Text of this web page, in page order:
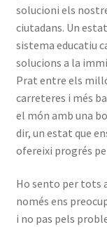
solucioni els
ciutadans. Un
sistema educatiu
solucions a la
Prat entre els
carreteres i més
el món amb una
dir, un estat que
ofereixi progrés
Ho sento per tots
només ens
i no pas pels